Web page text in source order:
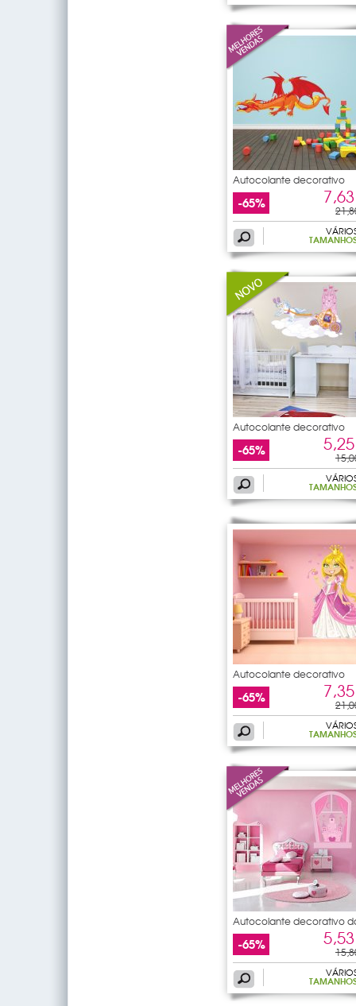
Autocolante decorativo
-65%
Autocolante decorativo
-65%
Autocolante decorativo
-65%
Autocolante decorativo
-65%